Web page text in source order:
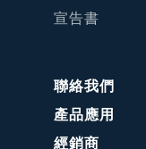
宣告書
聯絡我們
產品應用
經銷商